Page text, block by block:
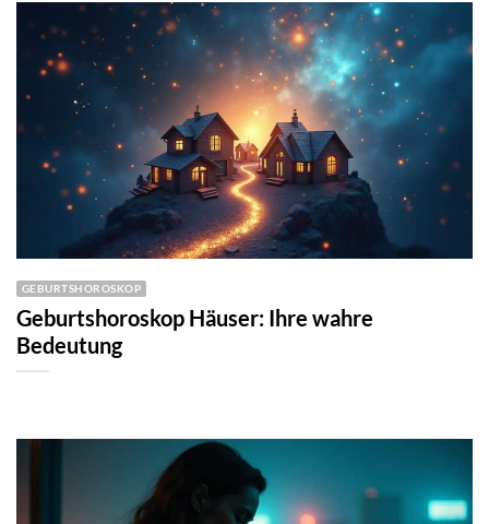
GEBURTSHOROSKOP
Geburtshoroskop Häuser: Ihre wahre
Bedeutung